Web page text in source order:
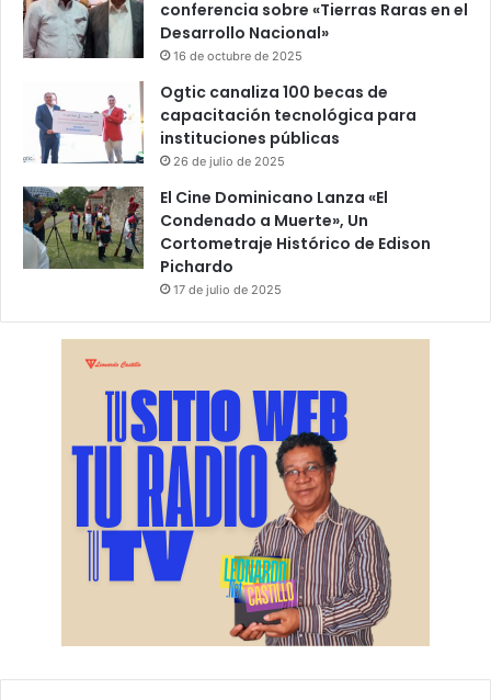
conferencia sobre «Tierras Raras en el
Desarrollo Nacional»
16 de octubre de 2025
Ogtic canaliza 100 becas de
capacitación tecnológica para
instituciones públicas
26 de julio de 2025
El Cine Dominicano Lanza «El
Condenado a Muerte», Un
Cortometraje Histórico de Edison
Pichardo
17 de julio de 2025